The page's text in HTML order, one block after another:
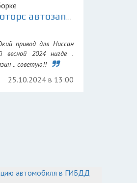
Аверс-Моторс автозапчасти для иномарок
привод для Ниссан
весной 2024 нигде .
.. советую!!
25.10.2024 в 13:00